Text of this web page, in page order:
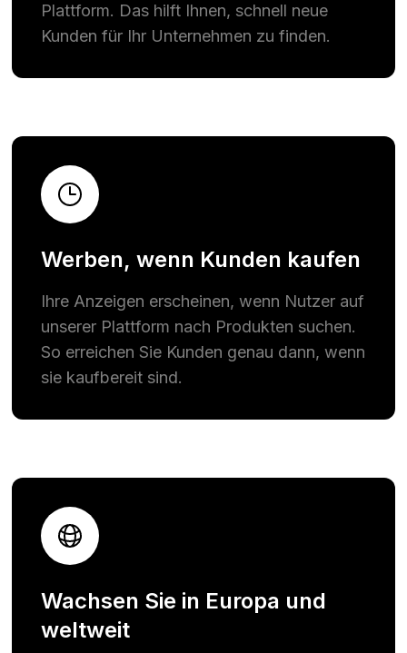
Plattform. Das hilft Ihnen, schnell neue
Kunden für Ihr Unternehmen zu finden.
Werben, wenn Kunden kaufen
Ihre Anzeigen erscheinen, wenn Nutzer auf
unserer Plattform nach Produkten suchen.
So erreichen Sie Kunden genau dann, wenn
sie kaufbereit sind.
Wachsen Sie in Europa und
weltweit